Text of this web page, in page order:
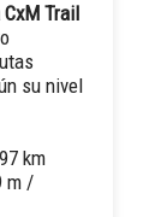
Trail
su nivel
km
m /